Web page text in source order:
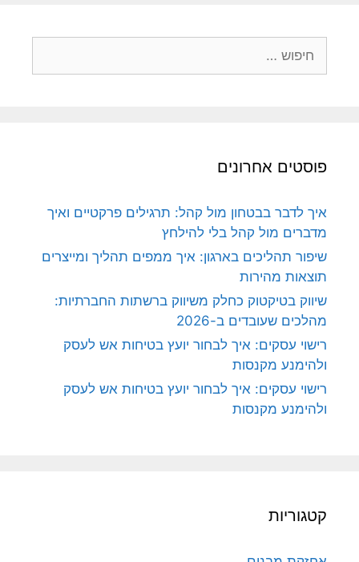
פוסטים אחרונים
איך לדבר בבטחון מול קהל: תרגילים פרקטיים ואיך
מדברים מול קהל בלי להילחץ
שיפור תהליכים בארגון: איך ממפים תהליך ומייצרים
תוצאות מהירות
שיווק בטיקטוק כחלק משיווק ברשתות החברתיות:
מהלכים שעובדים ב-2026
רישוי עסקים: איך לבחור יועץ בטיחות אש לעסק
ולהימנע מקנסות
רישוי עסקים: איך לבחור יועץ בטיחות אש לעסק
ולהימנע מקנסות
קטגוריות